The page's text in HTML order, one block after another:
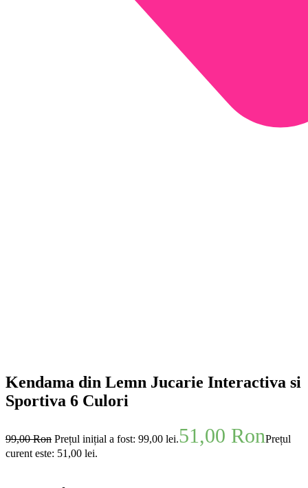
Kendama din Lemn Jucarie Interactiva si
Sportiva 6 Culori
99,00Ron Prețul inițial a fost: 99,00 lei.51,00 RonPrețul
curent este: 51,00 lei.